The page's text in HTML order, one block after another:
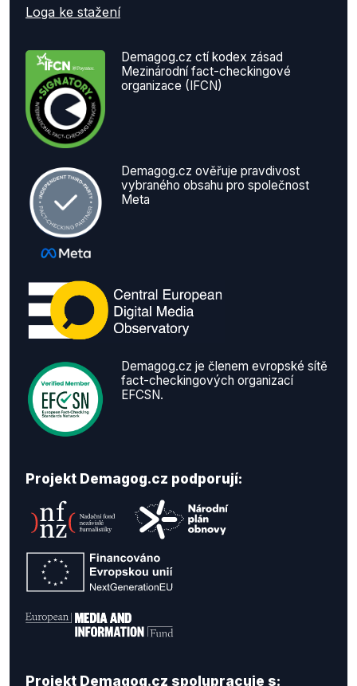
Loga ke stažení
Demagog.cz ctí kodex zásad
Mezinárodní fact-checkingové
organizace (IFCN)
Demagog.cz ověřuje pravdivost
vybraného obsahu pro společnost
Meta
Demagog.cz je členem evropské sítě
fact-checkingových organizací
EFCSN.
Projekt Demagog.cz podporují:
Projekt Demagog.cz spolupracuje s: